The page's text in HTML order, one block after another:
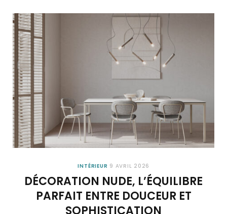
INTÉRIEUR 9 AVRIL 2026
DÉCORATION NUDE, L’ÉQUILIBRE
PARFAIT ENTRE DOUCEUR ET
SOPHISTICATION